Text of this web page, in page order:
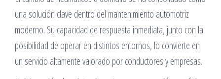
una solución clave dentro del mantenimiento automotriz
moderno. Su capacidad de respuesta inmediata, junto con la
posibilidad de operar en distintos entornos, lo convierte en
un servicio altamente valorado por conductores y empresas.